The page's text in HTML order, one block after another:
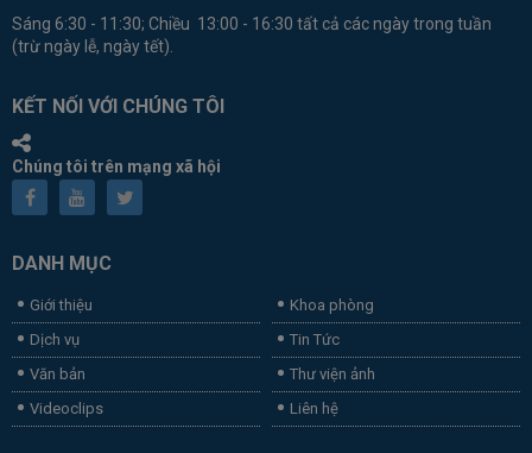
Sáng 6:30 - 11:30; Chiều 13:00 - 16:30 tất cả các ngày trong tuần
(trừ ngày lễ, ngày tết).
KẾT NỐI VỚI CHÚNG TÔI
Chúng tôi trên mạng xã hội
DANH MỤC
Giới thiệu
Khoa phòng
Dịch vụ
Tin Tức
Văn bản
Thư viện ảnh
Videoclips
Liên hệ